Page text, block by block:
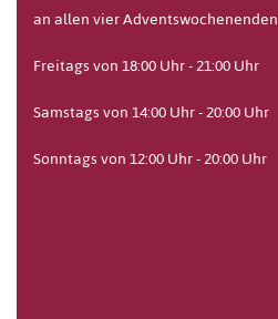
an allen vier Adventswochenenden
Freitags von 18:00 Uhr - 21:00 Uhr
Samstags von 14:00 Uhr - 20:00 Uhr
Sonntags von 12:00 Uhr - 20:00 Uhr